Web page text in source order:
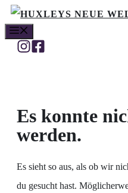
Zum
Inhalt
springen
Es konnte
werden.
Es sieht so aus, als ob wir
du gesucht hast.